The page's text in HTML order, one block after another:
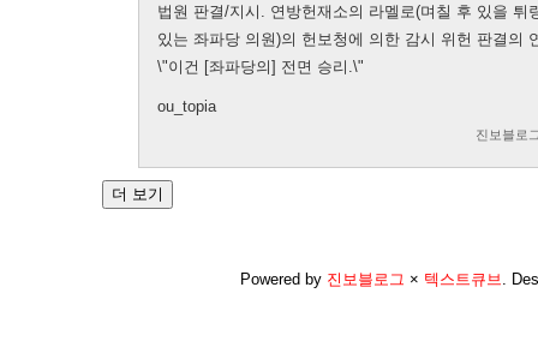
법원 판결/지시. 연방헌재소의 라멜로(며칠 후 있을 튀
있는 좌파당 의원)의 헌보청에 의한 감시 위헌 판결의
\"이건 [좌파당의] 전면 승리.\"
ou_topia
진보블로
Powered by 진보블로그 × 텍스트큐브